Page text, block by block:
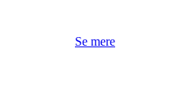
Se mere